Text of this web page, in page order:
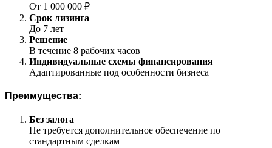
От 1 000 000 ₽
Срок лизинга
До 7 лет
Решение
В течение 8 рабочих часов
Индивидуальные схемы финансирования
Адаптированные под особенности бизнеса
Преимущества:
Без залога
Не требуется дополнительное обеспечение по
стандартным сделкам